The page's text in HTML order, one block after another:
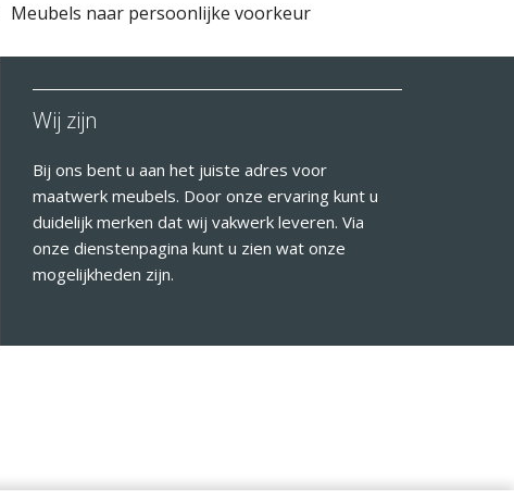
Meubels naar persoonlijke voorkeur
Wij zijn
Bij ons bent u aan het juiste adres voor
maatwerk meubels. Door onze ervaring kunt u
duidelijk merken dat wij vakwerk leveren. Via
onze dienstenpagina kunt u zien wat onze
mogelijkheden zijn.